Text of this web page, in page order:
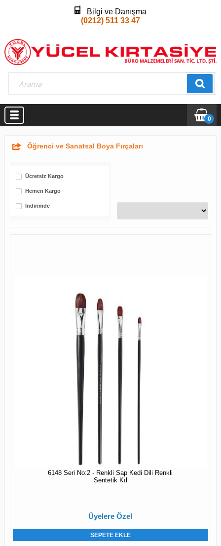
Bilgi ve Danışma
(0212) 511 33 47
0
Öğrenci ve Sanatsal Boya Fırçaları
Ücretsiz Kargo
Hemen Kargo
İndirimde
6148 Seri No:2 - Renkli Sap Kedi Dili Renkli
Sentetik Kıl
Üyelere Özel
SEPETE EKLE